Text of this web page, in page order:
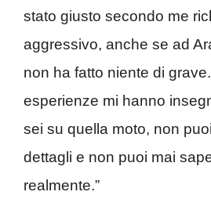
stato giusto secondo me
aggressivo, anche se ad
non ha fatto niente di
esperienze mi hanno
sei su quella moto, non
dettagli e non puoi mai
realmente.”